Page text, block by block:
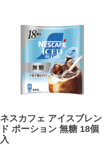
ネスカフェ アイスブレン
ド ポーション 無糖 18個
入